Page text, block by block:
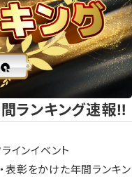
ランキング速報‼️
インイベント
表彰をかけた年間ランキン